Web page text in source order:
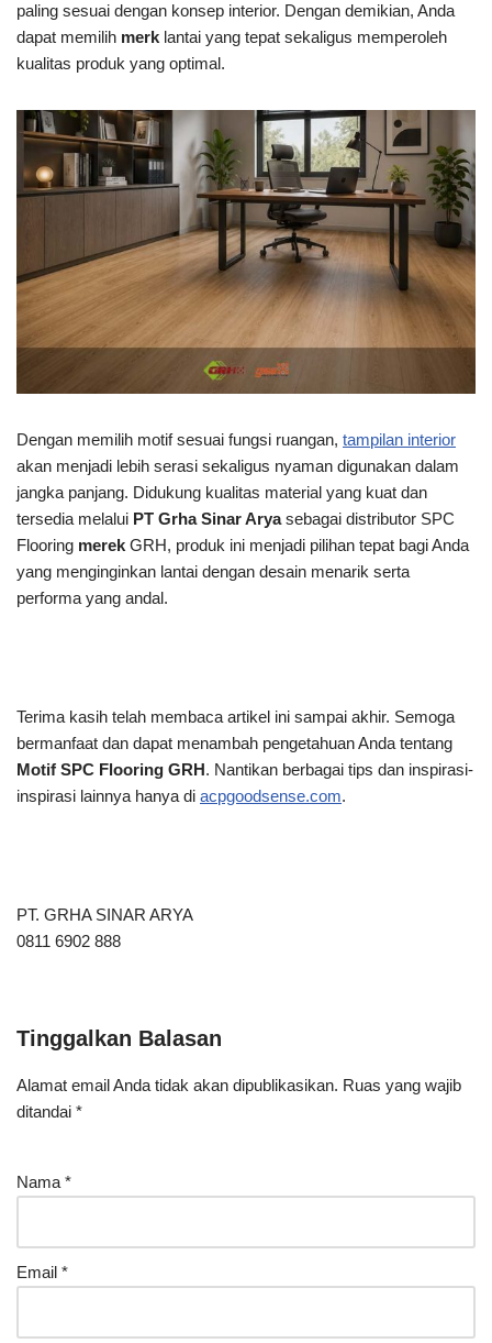
paling sesuai dengan konsep interior. Dengan demikian, Anda
dapat memilih merk lantai yang tepat sekaligus memperoleh
kualitas produk yang optimal.
Dengan memilih motif sesuai fungsi ruangan, tampilan interior
akan menjadi lebih serasi sekaligus nyaman digunakan dalam
jangka panjang. Didukung kualitas material yang kuat dan
tersedia melalui PT Grha Sinar Aryasebagai distributor SPC
Flooring merek GRH, produk ini menjadi pilihan tepat bagi Anda
yang menginginkan lantai dengan desain menarik serta
performa yang andal.
Terima kasih telah membaca artikel ini sampai akhir. Semoga
bermanfaat dan dapat menambah pengetahuan Anda tentang
Motif SPC Flooring GRH. Nantikan berbagai tips dan inspirasi-
inspirasi lainnya hanya di acpgoodsense.com.
PT. GRHA SINAR ARYA
0811 6902 888
Tinggalkan Balasan
Alamat email Anda tidak akan dipublikasikan. Ruas yang wajib
ditandai *
Nama *
Email *